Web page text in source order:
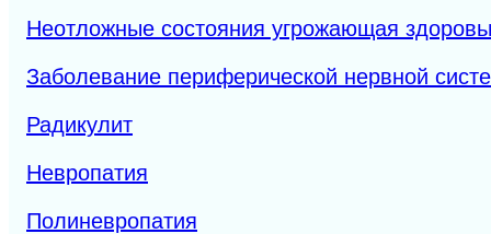
Неотложные состояния угрожающая
Заболевание периферической нервной
Радикулит
Невропатия
Полиневропатия